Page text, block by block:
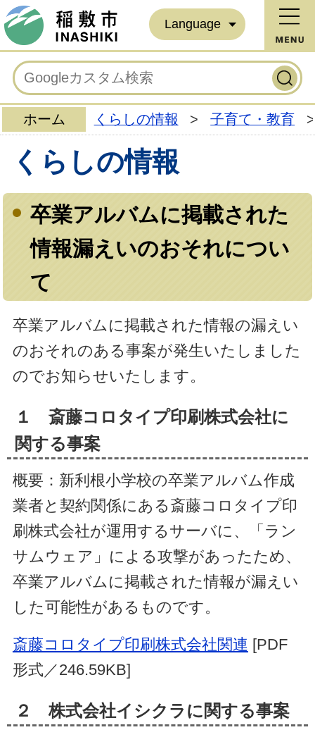
Language
ホーム くらしの情報 > 子育て・教育 >
くらしの情報
卒業アルバムに掲載された
情報漏えいのおそれについ
て
卒業アルバムに掲載された情報の漏えい
のおそれのある事案が発生いたしました
のでお知らせいたします。
１ 斎藤コロタイプ印刷株式会社に
関する事案
概要：新利根小学校の卒業アルバム作成
業者と契約関係にある斎藤コロタイプ印
刷株式会社が運用するサーバに、「ラン
サムウェア」による攻撃があったため、
卒業アルバムに掲載された情報が漏えい
した可能性があるものです。
斎藤コロタイプ印刷株式会社関連 [PDF
形式／246.59KB]
２ 株式会社イシクラに関する事案